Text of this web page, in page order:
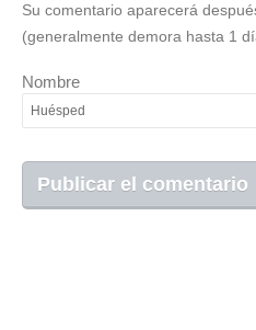
Su comentario aparecerá
(generalmente demora hasta 1
Nombre